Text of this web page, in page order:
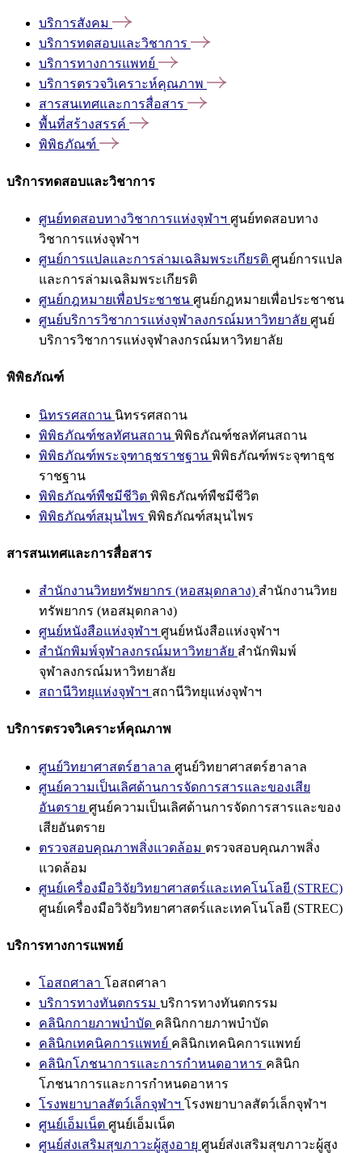
บริการสังคม
บริการทดสอบและวิชาการ
บริการทางการแพทย์
บริการตรวจวิเคราะห์คุณภาพ
สารสนเทศและการสื่อสาร
พื้นที่สร้างสรรค์
พิพิธภัณฑ์
บริการทดสอบและวิชาการ
ศูนย์ทดสอบทางวิชาการแห่งจุฬาฯ ศูนย์ทดสอบทาง
วิชาการแห่งจุฬาฯ
ศูนย์การแปลและการล่ามเฉลิมพระเกียรติ ศูนย์การแปล
และการล่ามเฉลิมพระเกียรติ
ศูนย์กฎหมายเพื่อประชาชน ศูนย์กฎหมายเพื่อประชาชน
ศูนย์บริการวิชาการแห่งจุฬาลงกรณ์มหาวิทยาลัย ศูนย์
บริการวิชาการแห่งจุฬาลงกรณ์มหาวิทยาลัย
พิพิธภัณฑ์
นิทรรศสถาน นิทรรศสถาน
พิพิธภัณฑ์ชลทัศนสถาน พิพิธภัณฑ์ชลทัศนสถาน
พิพิธภัณฑ์พระจุฑาธุชราชฐาน พิพิธภัณฑ์พระจุฑาธุช
ราชฐาน
พิพิธภัณฑ์พืชมีชีวิต พิพิธภัณฑ์พืชมีชีวิต
พิพิธภัณฑ์สมุนไพร พิพิธภัณฑ์สมุนไพร
สารสนเทศและการสื่อสาร
สำนักงานวิทยทรัพยากร (หอสมุดกลาง) สำนักงานวิทย
ทรัพยากร (หอสมุดกลาง)
ศูนย์หนังสือแห่งจุฬาฯ ศูนย์หนังสือแห่งจุฬาฯ
สำนักพิมพ์จุฬาลงกรณ์มหาวิทยาลัย สำนักพิมพ์
จุฬาลงกรณ์มหาวิทยาลัย
สถานีวิทยุแห่งจุฬาฯ สถานีวิทยุแห่งจุฬาฯ
บริการตรวจวิเคราะห์คุณภาพ
ศูนย์วิทยาศาสตร์ฮาลาล ศูนย์วิทยาศาสตร์ฮาลาล
ศูนย์ความเป็นเลิศด้านการจัดการสารและของเสีย
อันตราย ศูนย์ความเป็นเลิศด้านการจัดการสารและของ
เสียอันตราย
ตรวจสอบคุณภาพสิ่งแวดล้อม ตรวจสอบคุณภาพสิ่ง
แวดล้อม
ศูนย์เครื่องมือวิจัยวิทยาศาสตร์และเทคโนโลยี (STREC)
ศูนย์เครื่องมือวิจัยวิทยาศาสตร์และเทคโนโลยี (STREC)
บริการทางการแพทย์
โอสถศาลา โอสถศาลา
บริการทางทันตกรรม บริการทางทันตกรรม
คลินิกกายภาพบำบัด คลินิกกายภาพบำบัด
คลินิกเทคนิคการแพทย์ คลินิกเทคนิคการแพทย์
คลินิกโภชนาการและการกำหนดอาหาร คลินิก
โภชนาการและการกำหนดอาหาร
โรงพยาบาลสัตว์เล็กจุฬาฯ โรงพยาบาลสัตว์เล็กจุฬาฯ
ศูนย์เอ็มเน็ต ศูนย์เอ็มเน็ต
ศูนย์ส่งเสริมสุขภาวะผู้สูงอายุ ศูนย์ส่งเสริมสุขภาวะผู้สูง